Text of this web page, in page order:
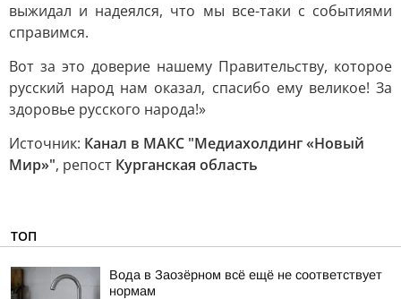
выжидал и надеялся, что мы все-таки с событиями
справимся.
Вот за это доверие нашему Правительству, которое
русский народ нам оказал, спасибо ему великое! За
здоровье русского народа!»
Источник: Канал в МАКС "Медиахолдинг «Новый
Мир»", репост Курганская область
ТОП
Вода в Заозёрном всё ещё не соответствует
нормам